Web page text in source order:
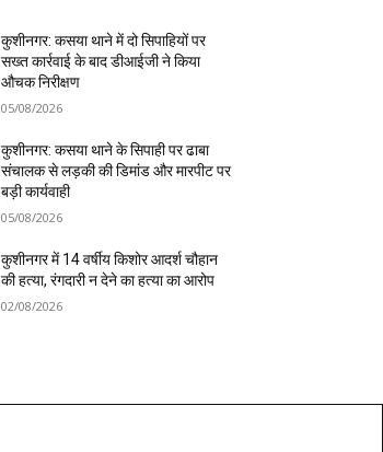
कुशीनगर: कसया थाने में दो सिपाहियों पर
सख्त कार्रवाई के बाद डीआईजी ने किया
औचक निरीक्षण
05/08/2026
कुशीनगर: कसया थाने के सिपाही पर ढाबा
संचालक से लड़की की डिमांड और मारपीट पर
बड़ी कार्यवाही
05/08/2026
कुशीनगर में 14 वर्षीय किशोर आदर्श चौहान
की हत्या, रंगदारी न देने का हत्या का आरोप
02/08/2026